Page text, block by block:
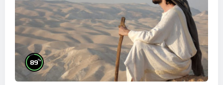
89%